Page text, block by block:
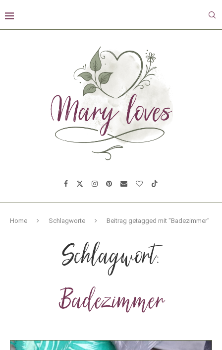
Home Schlagworte Beitrag getagged mit "Badezimmer"
Schlagwort:
Badezimmer